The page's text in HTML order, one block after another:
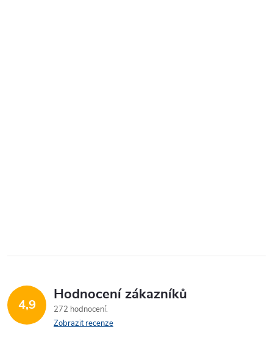
4,9
Hodnocení zákazníků
272 hodnocení
Zobrazit recenze